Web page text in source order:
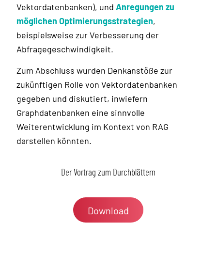
Vektordatenbanken), und Anregungen zu
möglichen Optimierungsstrategien,
beispielsweise zur Verbesserung der
Abfragegeschwindigkeit.
Zum Abschluss wurden Denkanstöße zur
zukünftigen Rolle von Vektordatenbanken
gegeben und diskutiert, inwiefern
Graphdatenbanken eine sinnvolle
Weiterentwicklung im Kontext von RAG
darstellen könnten.
Der Vortrag zum Durchblättern
Download